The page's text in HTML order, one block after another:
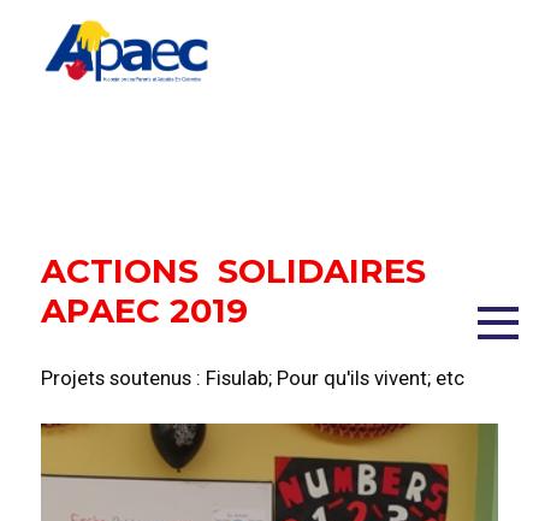
ACTIONS SOLIDAIRES
APAEC 2019
Projets soutenus : Fisulab; Pour qu'ils vivent; etc